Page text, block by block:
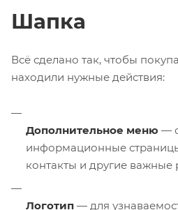
Шапка
Всё сделано так, чтобы
находили нужные действия:
Дополнительное меню —
информационные
контакты и другие важные
Логотип — для